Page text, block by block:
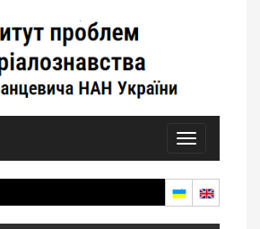
Toggle
navigation